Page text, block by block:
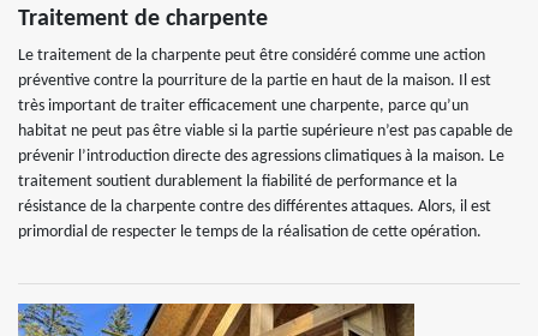
Traitement de charpente
Le traitement de la charpente peut être considéré comme une action
préventive contre la pourriture de la partie en haut de la maison. Il est
très important de traiter efficacement une charpente, parce qu’un
habitat ne peut pas être viable si la partie supérieure n’est pas capable de
prévenir l’introduction directe des agressions climatiques à la maison. Le
traitement soutient durablement la fiabilité de performance et la
résistance de la charpente contre des différentes attaques. Alors, il est
primordial de respecter le temps de la réalisation de cette opération.